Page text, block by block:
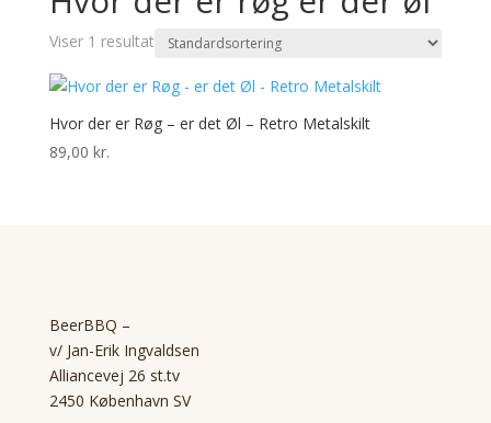
Viser 1 resultat
Hvor der er Røg – er det Øl – Retro Metalskilt
89,00 kr.
BeerBBQ –
v/ Jan-Erik Ingvaldsen
Alliancevej 26 st.tv
2450 København SV